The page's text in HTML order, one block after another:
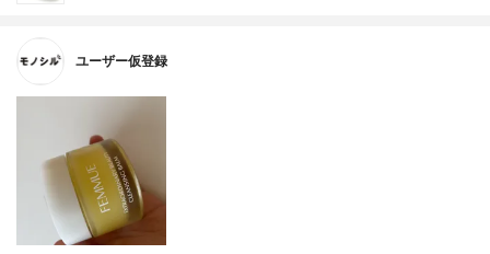
ユーザー仮登録